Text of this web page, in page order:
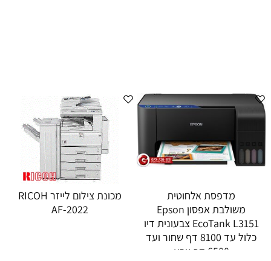
מדפסת אלחוטית
משולבת אפסון Epson
EcoTank L3151 צבעונית דיו
כלול עד 8100 דף שחור ועד
6500 דף צבע
מכונת צילום לייזר RICOH
AF-2022